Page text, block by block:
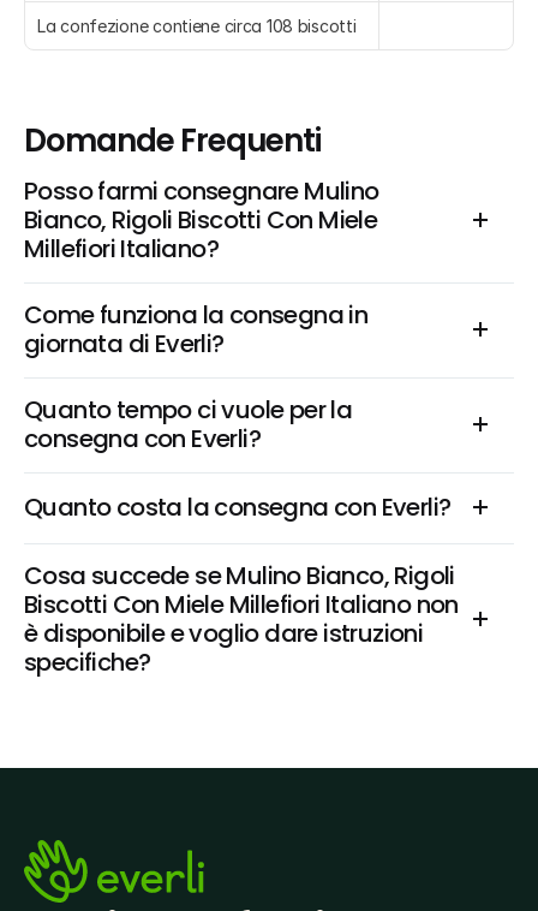
La confezione contiene circa 108 biscotti
Domande Frequenti
Posso farmi consegnare Mulino
Bianco, Rigoli Biscotti Con Miele
Millefiori Italiano?
Come funziona la consegna in
giornata di Everli?
Quanto tempo ci vuole per la
consegna con Everli?
Quanto costa la consegna con Everli?
Cosa succede se Mulino Bianco, Rigoli
Biscotti Con Miele Millefiori Italiano non
è disponibile e voglio dare istruzioni
specifiche?